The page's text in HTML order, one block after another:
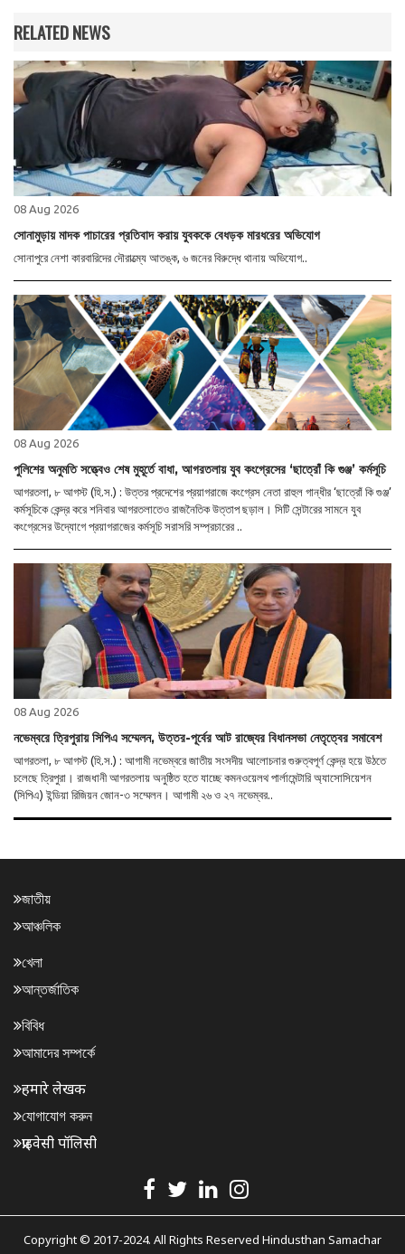
RELATED NEWS
08 Aug 2026
সোনামুড়ায় মাদক পাচারের প্রতিবাদ করায় যুবককে বেধড়ক মারধরের অভিযোগ
সোনাপুরে নেশা কারবারিদের দৌরাত্ম্যে আতঙ্ক, ৬ জনের বিরুদ্ধে থানায় অভিযোগ..
08 Aug 2026
পুলিশের অনুমতি সত্ত্বেও শেষ মুহূর্তে বাধা, আগরতলায় যুব কংগ্রেসের ‘ছাত্রোঁ কি গুঞ্জ’ কর্মসূচি
আগরতলা, ৮ আগস্ট (হি.স.) : উত্তর প্রদেশের প্রয়াগরাজে কংগ্রেস নেতা রাহুল গান্ধীর ‘ছাত্রোঁ কি গুঞ্জ’
কর্মসূচিকে কেন্দ্র করে শনিবার আগরতলাতেও রাজনৈতিক উত্তাপ ছড়াল। সিটি সেন্টারের সামনে যুব
কংগ্রেসের উদ্যোগে প্রয়াগরাজের কর্মসূচি সরাসরি সম্প্রচারের ..
08 Aug 2026
নভেম্বরে ত্রিপুরায় সিপিএ সম্মেলন, উত্তর-পূর্বের আট রাজ্যের বিধানসভা নেতৃত্বের সমাবেশ
আগরতলা, ৮ আগস্ট (হি.স.) : আগামী নভেম্বরে জাতীয় সংসদীয় আলোচনার গুরুত্বপূর্ণ কেন্দ্র হয়ে উঠতে
চলেছে ত্রিপুরা। রাজধানী আগরতলায় অনুষ্ঠিত হতে যাচ্ছে কমনওয়েলথ পার্লামেন্টারি অ্যাসোসিয়েশন
(সিপিএ) ইন্ডিয়া রিজিয়ন জোন-৩ সম্মেলন। আগামী ২৬ ও ২৭ নভেম্বর..
জাতীয়
আঞ্চলিক
খেলা
আন্তর্জাতিক
বিবিধ
আমাদের সম্পর্কে
हमारे लेखक
যোগাযোগ করুন
प्राइवेसी पॉलिसी
Copyright © 2017-2024. All Rights Reserved Hindusthan Samachar